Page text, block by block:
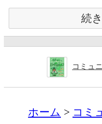
続
コミュ
ホーム コミ